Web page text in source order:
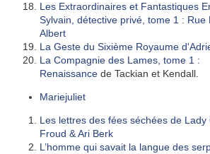
Les Extraordinaires et Fantastiques
Sylvain, détective privé, tome 1 :
Albert
La Geste du Sixième Royaume
La Compagnie des Lames, tome 1 :
Renaissance de Tackian et Kendall
Mariejuliet
Les lettres des fées séchées de Lady
Froud & Ari Berk
L’homme qui savait la langue des